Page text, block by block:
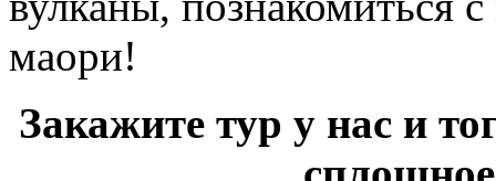
маори!
Закажите тур у нас и